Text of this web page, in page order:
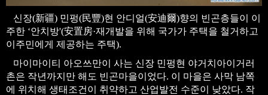
신장(新疆) 민펑(民豐)현 안디얼(安迪爾)향의 빈곤층들이 이
주한 ‘안치방'(安置房·재개발을 위해 국가가 주택을 철거하고
이주민에게 제공하는 주택).
마이마이티 아오쓰만이 사는 신장 민펑현 야거치아이거러
촌은 작년까지만 해도 빈곤마을이었다. 이 마을은 사막 남쪽
에 위치해 생태조건이 취약하고 산업발전 수준이 낮았다. 작